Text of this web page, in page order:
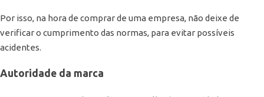
Por isso, na hora de comprar de uma empresa, não deixe de
verificar o cumprimento das normas, para evitar possíveis
acidentes.
Autoridade da marca